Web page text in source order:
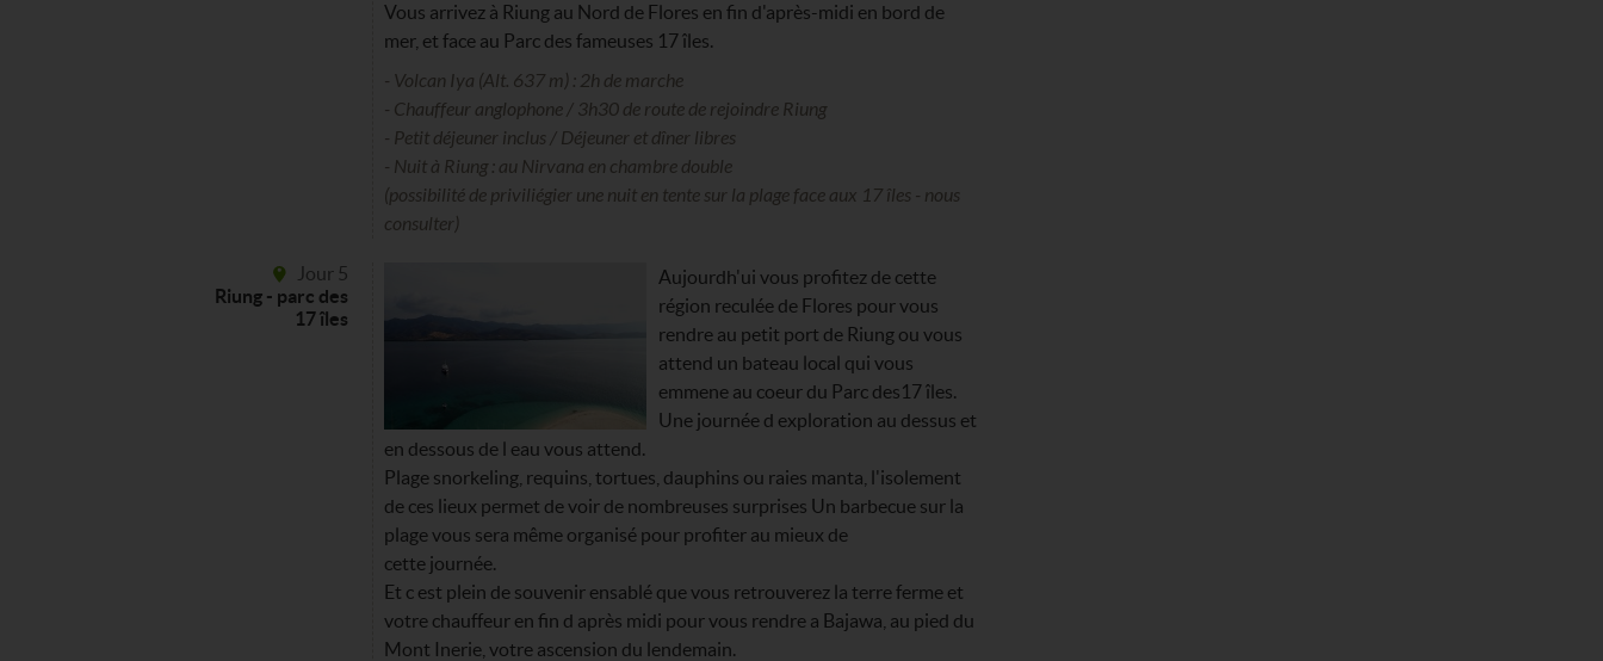
Vous arrivez à Riung au Nord de Flores en fin d'après-midi en bord de
mer, et face au Parc des fameuses 17 îles.
- Volcan Iya (Alt. 637 m) : 2h de marche
- Chauffeur anglophone / 3h30 de route de rejoindre Riung
- Petit déjeuner inclus / Déjeuner et dîner libres
- Nuit à Riung : au Nirvana en chambre double
(possibilité de priviliégier une nuit en tente sur la plage face aux 17 îles - nous
consulter)
Jour 5
Riung - parc des
17 îles
Aujourdh'ui vous profitez de cette
région reculée de Flores pour vous
rendre au petit port de Riung ou vous
attend un bateau local qui vous
emmene au coeur du Parc des17 îles.
Une journée d exploration au dessus et
en dessous de l eau vous attend.
Plage snorkeling, requins, tortues, dauphins ou raies manta, l'isolement
de ces lieux permet de voir de nombreuses surprises Un barbecue sur la
plage vous sera même organisé pour profiter au mieux de
cette journée.
Et c est plein de souvenir ensablé que vous retrouverez la terre ferme et
votre chauffeur en fin d après midi pour vous rendre a Bajawa, au pied du
Mont Inerie, votre ascension du lendemain.